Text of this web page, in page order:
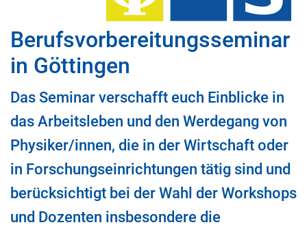
Berufsvorbereitungsseminar
in Göttingen
Das Seminar verschafft euch Einblicke in
das Arbeitsleben und den Werdegang von
Physiker/innen, die in der Wirtschaft oder
in Forschungseinrichtungen tätig sind und
berücksichtigt bei der Wahl der Workshops
und Dozenten insbesondere die